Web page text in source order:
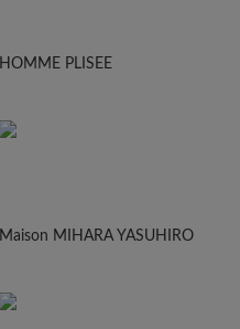
HOMME PLISEE
Maison MIHARA YASUHIRO